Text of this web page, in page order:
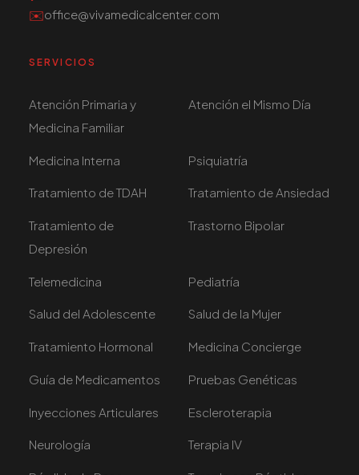
✉️office@vivamedicalcenter.com
SERVICIOS
Atención Primaria y
Medicina Familiar
Atención el Mismo Día
Medicina Interna Psiquiatría
Tratamiento de TDAH Tratamiento de Ansiedad
Tratamiento de
Depresión
Trastorno Bipolar
Telemedicina Pediatría
Salud del Adolescente Salud de la Mujer
Tratamiento Hormonal Medicina Concierge
Guía de Medicamentos Pruebas Genéticas
Inyecciones Articulares Escleroterapia
Neurología Terapia IV